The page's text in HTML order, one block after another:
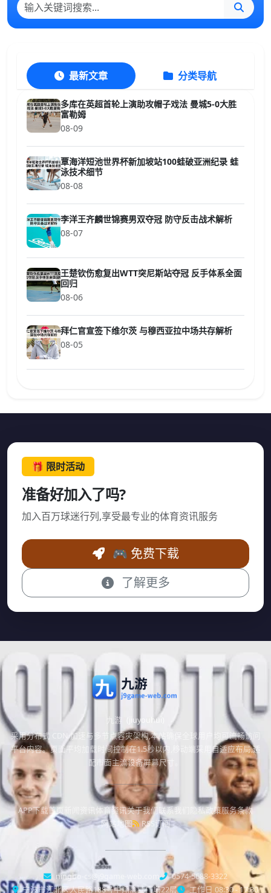
最新文章 分类导航
多库在英超首轮上演助攻帽子戏法 曼城5-0大胜
富勒姆
08-09
覃海洋短池世界杯新加坡站100蛙破亚洲纪录 蛙
泳技术细节
08-08
李洋王齐麟世锦赛男双夺冠 防守反击战术解析
08-07
王楚钦伤愈复出WTT突尼斯站夺冠 反手体系全面
回归
08-06
拜仁官宣签下维尔茨 与穆西亚拉中场共存解析
08-05
🎁 限时活动
准备好加入了吗?
加入百万球迷行列,享受最专业的体育资讯服务
🎮 免费下载
了解更多
九游
(jiuyouhui)
采用分布式 CDN 加速与多节点容灾架构,本站确保全球用户均可流畅访问
平台内容。页面平均加载时间控制在1.5秒以内,移动端采用自适应布局,适
配市面主流设备屏幕尺寸。
APP下载首页 体育资讯关于我们 联系我们 隐私政策服务条款
网站地图
RSS订阅
ningbo-cs@j9game-web.com
0574-5688-3322
宁波市江北区人民路188号中翔商业广场22层
工作日 08:30 - 17:30